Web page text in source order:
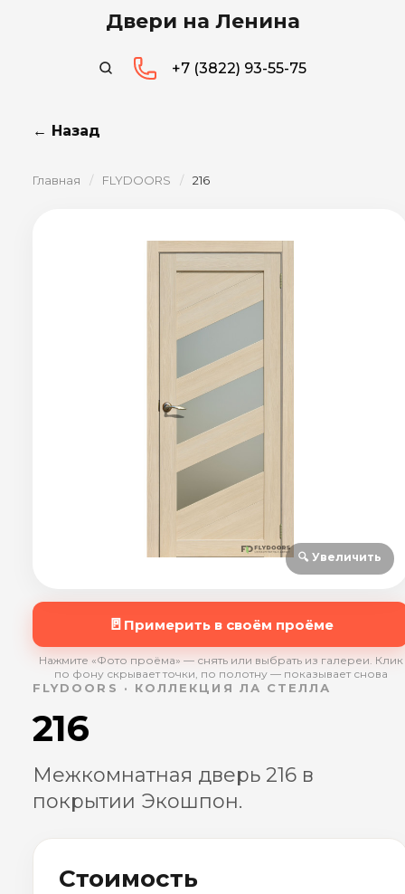
Двери на Ленина
+7 (3822) 93-55-75
← Назад
Главная / FLYDOORS / 216
🔍 Увеличить
🚪 Примерить в своём проёме
Нажмите «Фото проёма» — снять или выбрать из галереи. Клик
по фону скрывает точки, по полотну — показывает снова
FLYDOORS · КОЛЛЕКЦИЯ ЛА СТЕЛЛА
216
Межкомнатная дверь 216 в
покрытии Экошпон.
Стоимость